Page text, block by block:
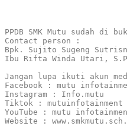
PPDB SMK Mutu sudah di
Contact person :
Bpk. Sujito Sugeng
Ibu Rifta Winda Utari,
Jangan lupa ikuti akun
Facebook : mutu
Instagram : Info.mutu
Tiktok : mutuinfotainment
YouTube : mutu
Website :